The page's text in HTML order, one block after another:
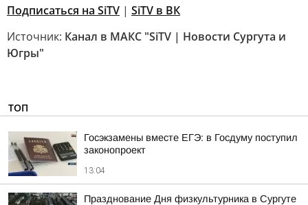
Подписаться на SiTV | SiTV в ВК
Источник: Канал в МАКС "SiTV | Новости Сургута и
Югры"
ТОП
Госэкзамены вместе ЕГЭ: в Госдуму поступил
законопроект
13:04
Празднование Дня физкультурника в Сургуте